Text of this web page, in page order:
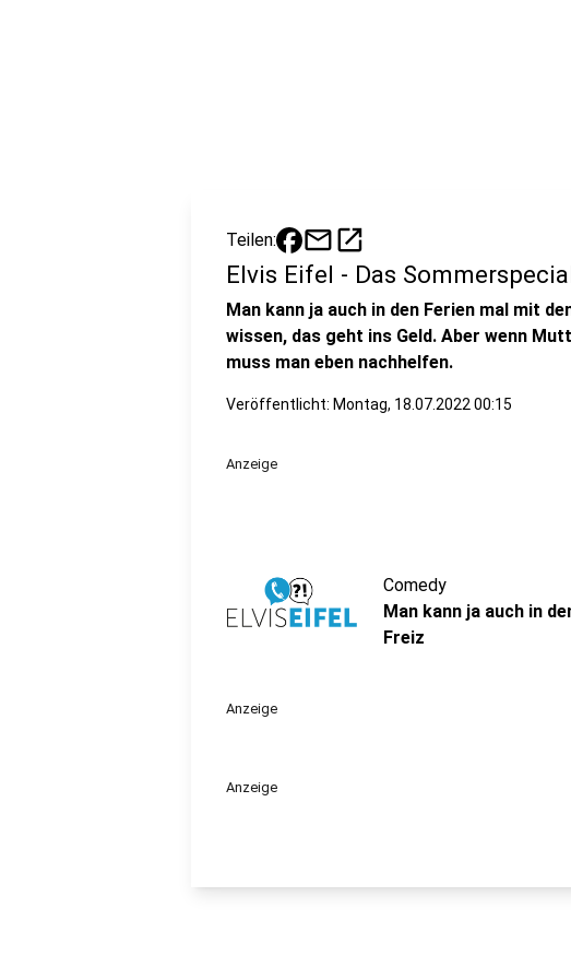
Teilen: mailopen_in_new
Elvis Eifel - Das
Man kann ja auch in den Ferien mal mit
wissen, das geht ins Geld. Aber wenn
muss man eben nachhelfen.
Veröffentlicht: Montag, 18.07.2022 00:15
Anzeige
Comedy
Man kann ja auch in
Freiz
Anzeige
Anzeige